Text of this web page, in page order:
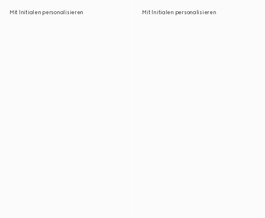
Mit Initialen personalisieren Mit Initialen personalisieren